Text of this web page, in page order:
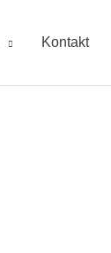
Kontakt